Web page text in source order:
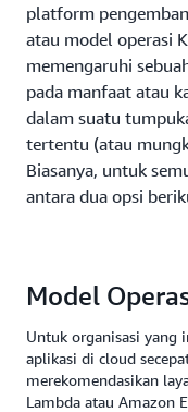
platform
atau model operasi
memengaruhi
pada manfaat atau
dalam suatu
tertentu (atau
Biasanya, untuk
antara dua opsi
Model
Untuk organisasi yang
aplikasi di cloud
merekomendasikan
Lambda atau Amazon